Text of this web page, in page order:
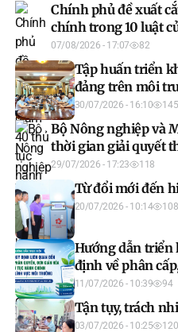
Chính phủ đề xuất
chính trong 10 luật
môi trường
07/08/2026 - 17:07 82
Tập huấn triển
đảng trên môi
30/07/2026 - 16:10 145
Bộ Nông nghiệp và
thời gian giải quyết
29/07/2026 - 17:23 118
Từ đổi mới đến
20/07/2026 - 10:14 108
Hướng dẫn triển
định về phân
thủ tục hành
trường theo Nghị
CP
11/07/2026 - 10:39 94
Tận tụy, trách
03/07/2026 - 10:25 120